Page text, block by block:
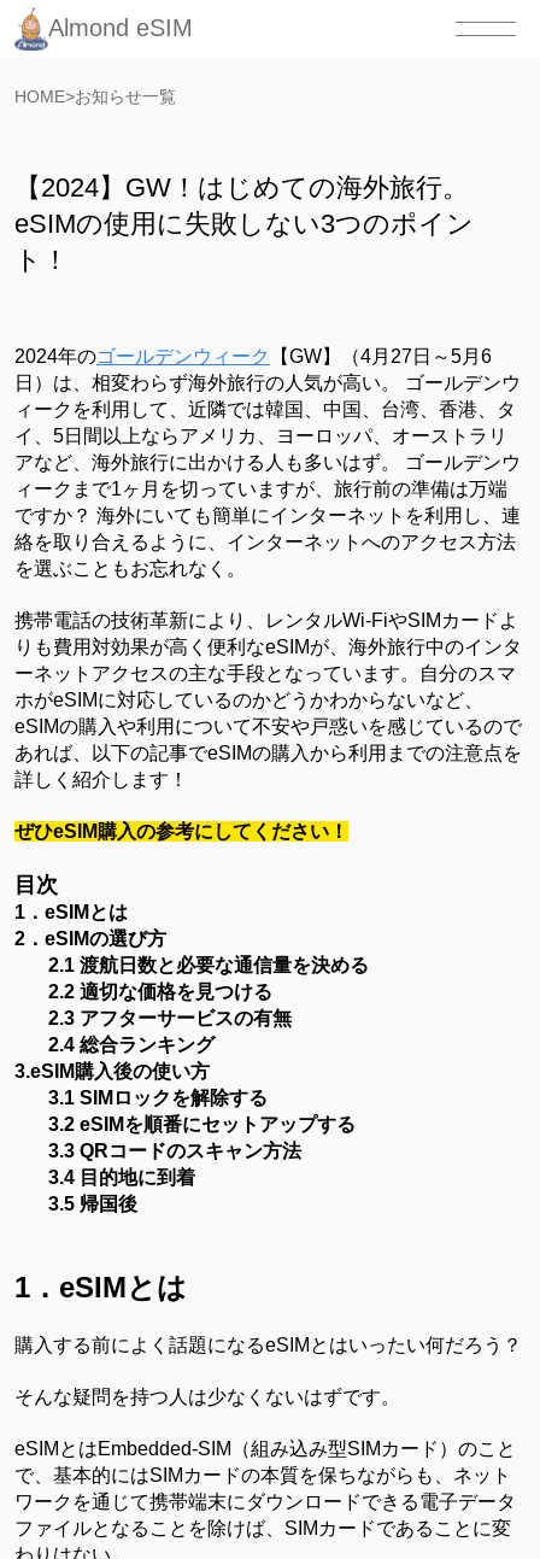
Almond eSIM
HOME>お知らせ一覧
【2024】GW！はじめての海外旅行。
eSIMの使用に失敗しない3つのポイン
ト！
2024年のゴールデンウィーク
【GW】（4月27日～5月6
日）は、相変わらず海外旅行の人気が高い。 ゴールデンウ
ィークを利用して、近隣では韓国、中国、台湾、香港、タ
イ、5日間以上ならアメリカ、ヨーロッパ、オーストラリ
アなど、海外旅行に出かける人も多いはず。 ゴールデンウ
ィークまで1ヶ月を切っていますが、旅行前の準備は万端
ですか？ 海外にいても簡単にインターネットを利用し、連
絡を取り合えるように、インターネットへのアクセス方法
を選ぶこともお忘れなく。
携帯電話の技術革新により、レンタルWi-FiやSIMカードよ
りも費用対効果が高く便利なeSIMが、海外旅行中のインタ
ーネットアクセスの主な手段となっています。自分のスマ
ホがeSIMに対応しているのかどうかわからないなど、
eSIMの購入や利用について不安や戸惑いを感じているので
あれば、以下の記事でeSIMの購入から利用までの注意点を
詳しく紹介します！
ぜひeSIM購入の参考にしてください！
目次
1．eSIMとは
2．eSIMの選び方
2.1 渡航日数と必要な通信量を決める
2.2 適切な価格を見つける
2.3 アフターサービスの有無
2.4 総合ランキング
3.eSIM購入後の使い方
3.1 SIMロックを解除する
3.2 eSIMを順番にセットアップする
3.3 QRコードのスキャン方法
3.4 目的地に到着
3.5 帰国後
1．eSIMとは
購入する前によく話題になるeSIMとはいったい何だろう？
そんな疑問を持つ人は少なくないはずです。
eSIMとはEmbedded-SIM （組み込み型SIMカード） のこと
で、基本的にはSIMカードの本質を保ちながらも、ネット
ワークを通じて携帯端末にダウンロードできる電子データ
ファイルとなることを除けば、SIMカードであることに変
わりはない。